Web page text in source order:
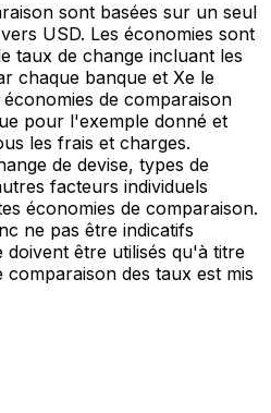
sont basées sur un seul
USD. Les économies sont
taux de change incluant les
chaque banque et Xe le
de comparaison
pour l'exemple donné et
les frais et charges.
de devise, types de
facteurs individuels
économies de comparaison.
ne pas être indicatifs
être utilisés qu'à titre
comparaison des taux est mis